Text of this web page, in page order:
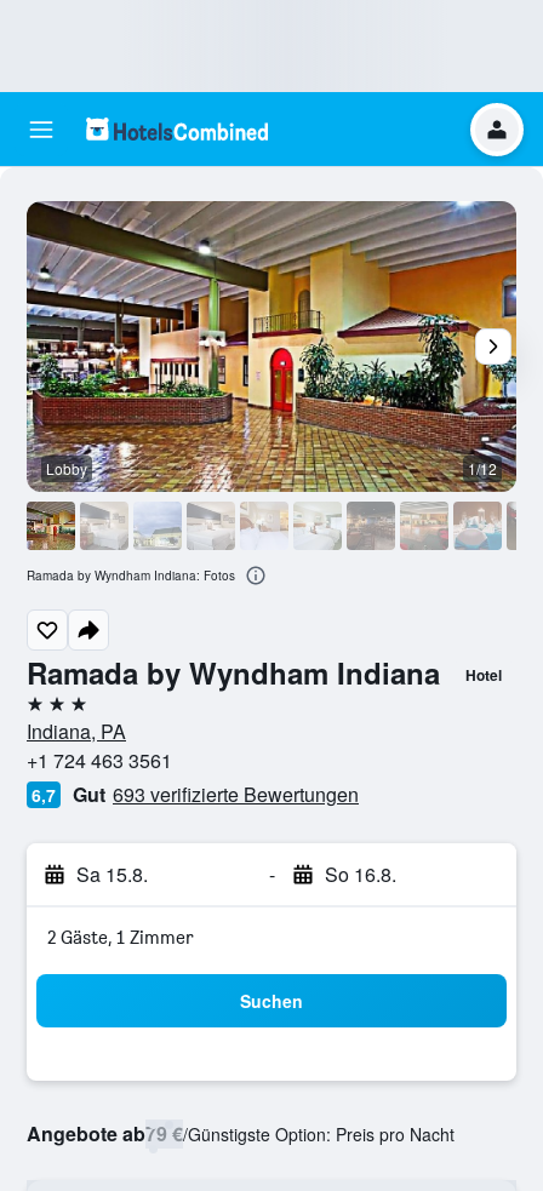
Ramada by Wyndham Indiana Hotel
3 Sterne
Indiana, PA
+1 724 463 3561
6,7 Gut 693 verifizierte Bewertungen
Sa 15.8. - So 16.8.
2 Gäste, 1 Zimmer
Suchen
Angebote ab79 €/Günstigste Option: Preis pro Nacht
Lobby 1/12
Ramada by Wyndham Indiana: Fotos